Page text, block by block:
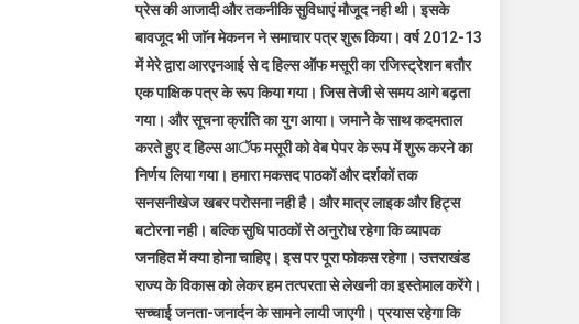
प्रेस की आजादी और तकनीकि सुविधाएं मौजूद नही थी। इसके
बावजूद भी जाॅन मेकनन ने समाचार पत्र शुरू किया। वर्ष 2012-13
में मेरे द्वारा आरएनआई से द हिल्स ऑफ मसूरी का रजिस्ट्रेशन बतौर
एक पाक्षिक पत्र के रूप किया गया। जिस तेजी से समय आगे बढ़ता
गया। और सूचना क्रांति का युग आया। जमाने के साथ कदमताल
करते हुए द हिल्स आॅफ मसूरी को वेब पेपर के रूप में शुरू करने का
निर्णय लिया गया। हमारा मकसद पाठकों और दर्शकों तक
सनसनीखेज खबर परोसना नही है। और मात्र लाइक और हिट्स
बटोरना नही। बल्कि सुधि पाठकों से अनुरोध रहेगा कि व्यापक
जनहित में क्या होना चाहिए। इस पर पूरा फोकस रहेगा। उत्तराखंड
राज्य के विकास को लेकर हम तत्परता से लेखनी का इस्तेमाल करेंगे।
सच्चाई जनता-जनार्दन के सामने लायी जाएगी। प्रयास रहेगा कि